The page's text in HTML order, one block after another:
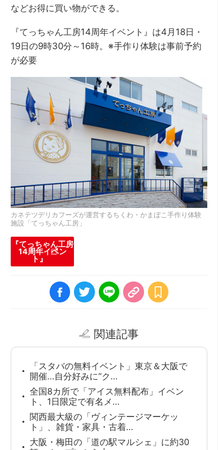
などお得に買い物ができる。
『てっちゃん工房14周年イベント』は4月18日・
19日の9時30分～16時。※手作り体験は事前予約
が必要
カネテツデリカフーズが運営するちくわ・かまぼこ手作り体験
施設「てっちゃん工房」
『てっちゃん工房
14周年イベン
ト』
関連記事
「スタバの無料イベント」東京＆大阪で
開催…自分好みに“ク…
全国8カ所で「アイス無料配布」イベン
ト、1日限定で有名メ…
関西最大級の「ヴィンテージマーケッ
ト」、雑貨・家具・古着…
大阪・梅田の「道の駅マルシェ」に約30